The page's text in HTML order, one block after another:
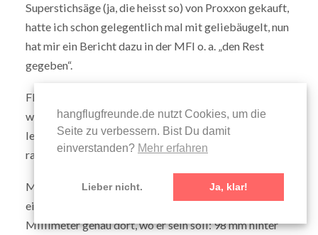
Superstichsäge (ja, die heisst so) von Proxxon gekauft,
hatte ich schon gelegentlich mal mit geliebäugelt, nun
hat mir ein Bericht dazu in der MFI o. a. „den Rest
gegeben“.
Fliegen ging hier in den letzten Tagen garnicht, schon
wieder Regen, Regen, Regen! Heute ist es besser,
leichter Nordwestwind, also fahre ich vlt. nachher mal
raus.
Mini Carbonara ist fertig für das Hamo, komplett
eingestellt, SP sozusagen durch Zufall auf den
Millimeter genau dort, wo er sein soll: 98 mm hinter
hangflugfreunde.de nutzt Cookies, um die
Seite zu verbessern. Bist Du damit
einverstanden? Mehr erfahren
Lieber nicht. Ja, klar!